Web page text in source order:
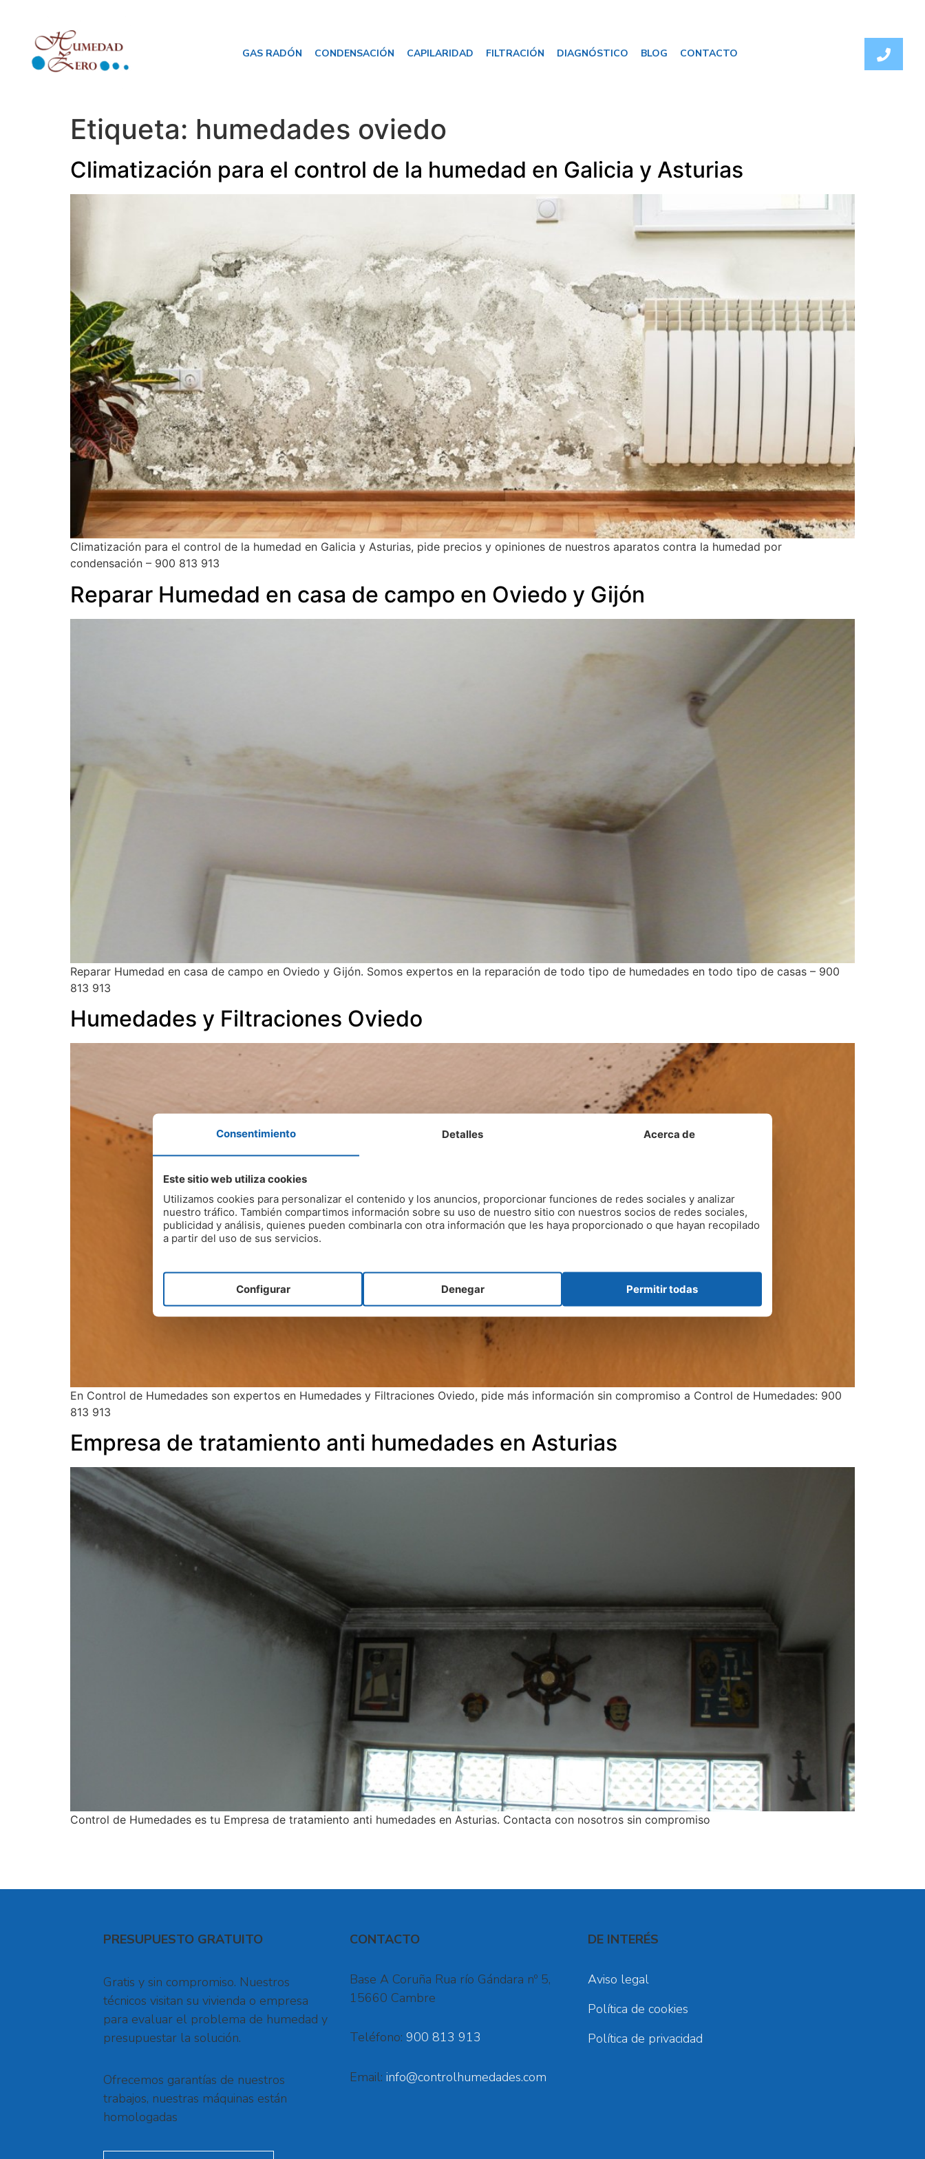
GAS RADÓN CONDENSACIÓN CAPILARIDAD FILTRACIÓN DIAGNÓSTICO BLOG CONTACTO
Etiqueta: humedades oviedo
Climatización para el control de la humedad en Galicia y Asturias
Climatización para el control de la humedad en Galicia y Asturias, pide precios y opiniones de nuestros aparatos contra la humedad por
condensación – 900 813 913
Reparar Humedad en casa de campo en Oviedo y Gijón
Reparar Humedad en casa de campo en Oviedo y Gijón. Somos expertos en la reparación de todo tipo de humedades en todo tipo de casas – 900
813 913
Humedades y Filtraciones Oviedo
En Control de Humedades son expertos en Humedades y Filtraciones Oviedo, pide más información sin compromiso a Control de Humedades: 900
813 913
Empresa de tratamiento anti humedades en Asturias
Control de Humedades es tu Empresa de tratamiento anti humedades en Asturias. Contacta con nosotros sin compromiso
PRESUPUESTO GRATUITO
Gratis y sin compromiso. Nuestros
técnicos visitan su vivienda o empresa
para evaluar el problema de humedad y
presupuestar la solución.
Ofrecemos garantías de nuestros
trabajos, nuestras máquinas están
homologadas
CONTACTO
Base A Coruña Rua río Gándara nº 5,
15660 Cambre
Teléfono: 900 813 913
Email:info@controlhumedades.com
DE INTERÉS
Aviso legal
Política de cookies
Política de privacidad
Consentimiento Detalles Acerca de
Este sitio web utiliza cookies
Utilizamos cookies para personalizar el contenido y los anuncios, proporcionar funciones de redes sociales y analizar
nuestro tráfico. También compartimos información sobre su uso de nuestro sitio con nuestros socios de redes sociales,
publicidad y análisis, quienes pueden combinarla con otra información que les haya proporcionado o que hayan recopilado
a partir del uso de sus servicios.
Configurar Denegar Permitir todas